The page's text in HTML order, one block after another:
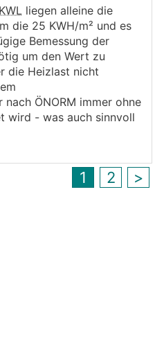
KWL liegen alleine die
die 25 KWH/m² und es
Bemessung der
um den Wert zu
die Heizlast nicht
ÖNORM immer ohne
wird - was auch sinnvoll
1 2 >